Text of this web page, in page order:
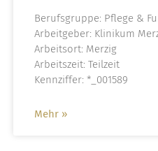
Berufsgruppe: Pflege &
Arbeitgeber: Klinikum
Arbeitsort: Merzig
Arbeitszeit: Teilzeit
Kennziffer: *_001589
Mehr »